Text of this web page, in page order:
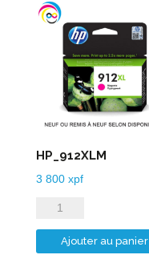
HP_912XLM
3 800 xpf
quantité
de
HP_912XLM
Ajouter au panier